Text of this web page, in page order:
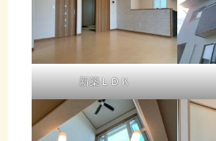
新築ＬＤＫ